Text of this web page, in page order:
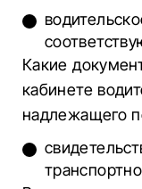
Какие
кабинете
надлежащего